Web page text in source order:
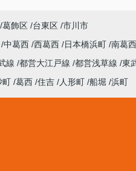
葛飾区 台東区 市川市
中葛西 西葛西 日本橋浜町 南葛西
線 都営大江戸線 都営浅草線 東
町 葛西 住吉 人形町 船堀 浜町